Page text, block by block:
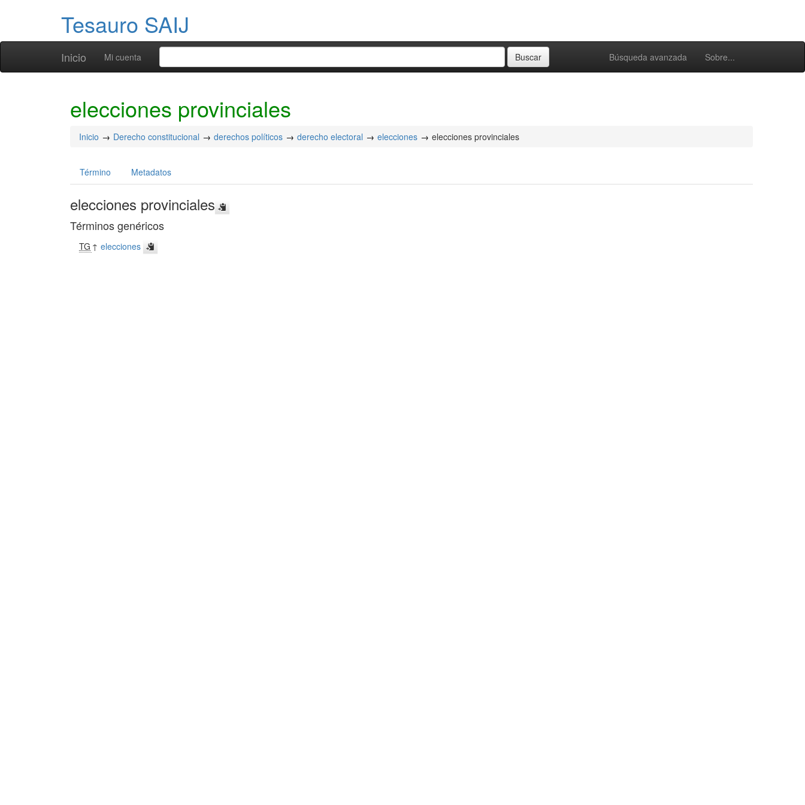
Tesauro SAIJ
Inicio Búsqueda avanzada Sobre...
Mi cuenta
elecciones provinciales
Inicio Derecho constitucional derechos políticos derecho electoral elecciones elecciones provinciales
Término Metadatos
elecciones provinciales
Términos genéricos
TG ↑elecciones